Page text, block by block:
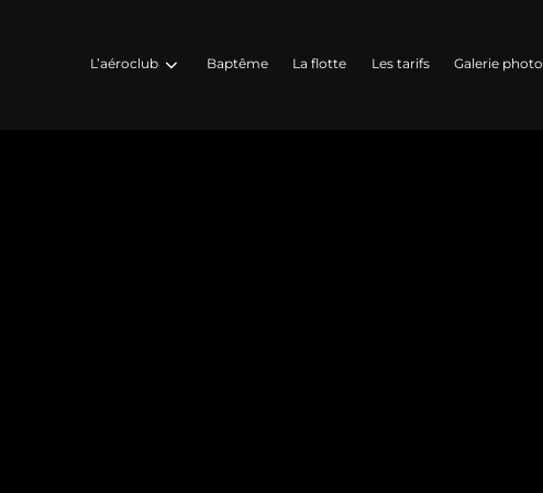
L’aéroclub
Baptême La flotte Les tarifs Galerie photo